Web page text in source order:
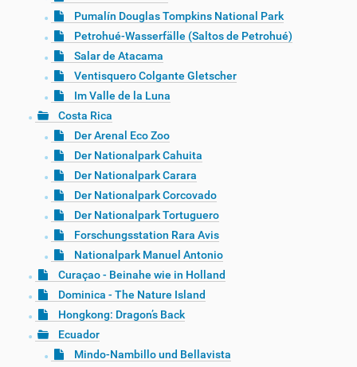
Pumalín Douglas Tompkins National Park
Petrohué-Wasserfälle (Saltos de Petrohué)
Salar de Atacama
Ventisquero Colgante Gletscher
Im Valle de la Luna
Costa Rica
Der Arenal Eco Zoo
Der Nationalpark Cahuita
Der Nationalpark Carara
Der Nationalpark Corcovado
Der Nationalpark Tortuguero
Forschungsstation Rara Avis
Nationalpark Manuel Antonio
Curaçao - Beinahe wie in Holland
Dominica - The Nature Island
Hongkong: Dragon’s Back
Ecuador
Mindo-Nambillo und Bellavista